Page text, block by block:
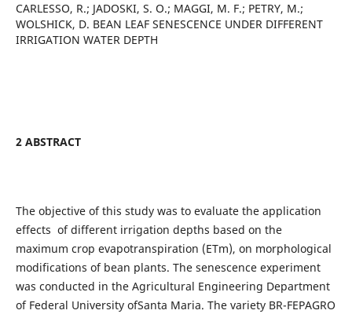
CARLESSO, R.; JADOSKI, S. O.; MAGGI, M. F.; PETRY, M.;
WOLSHICK, D. BEAN LEAF SENESCENCE UNDER DIFFERENT
IRRIGATION WATER DEPTH
2 ABSTRACT
The objective of this study was to evaluate the application
effects of different irrigation depths based on the
maximum crop evapotranspiration (ETm), on morphological
modifications of bean plants. The senescence experiment
was conducted in the Agricultural Engineering Department
of Federal University ofSanta Maria. The variety BR-FEPAGRO